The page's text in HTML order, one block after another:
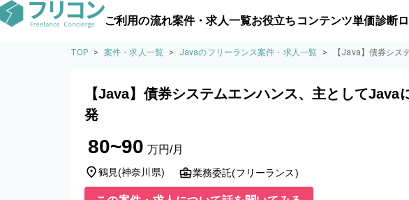
ご利用の流れ案件・求人一覧お役立ちコンテンツ単価診断
TOP > 案件・求人一覧 > Javaのフリーランス案件・求人一覧 > 【Java】債券シス
【Java】債券システムエンハンス、主としてJava
発
80~90 万円/月
鶴見(神奈川県) 業務委託(フリーランス)